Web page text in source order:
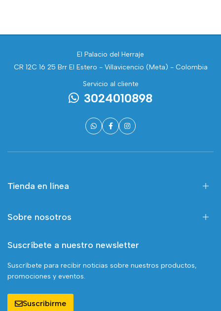
El Palacio del Herraje
CR 12C 16 25 Brr El Estero - Villavicencio (Meta) - Colombia
Servicio al cliente
3024010898
Tienda en línea
Sobre nosotros
Suscríbete a nuestro newsletter
Suscríbete para recibir noticias sobre nuestros productos,
promociones y eventos.
Suscribirme